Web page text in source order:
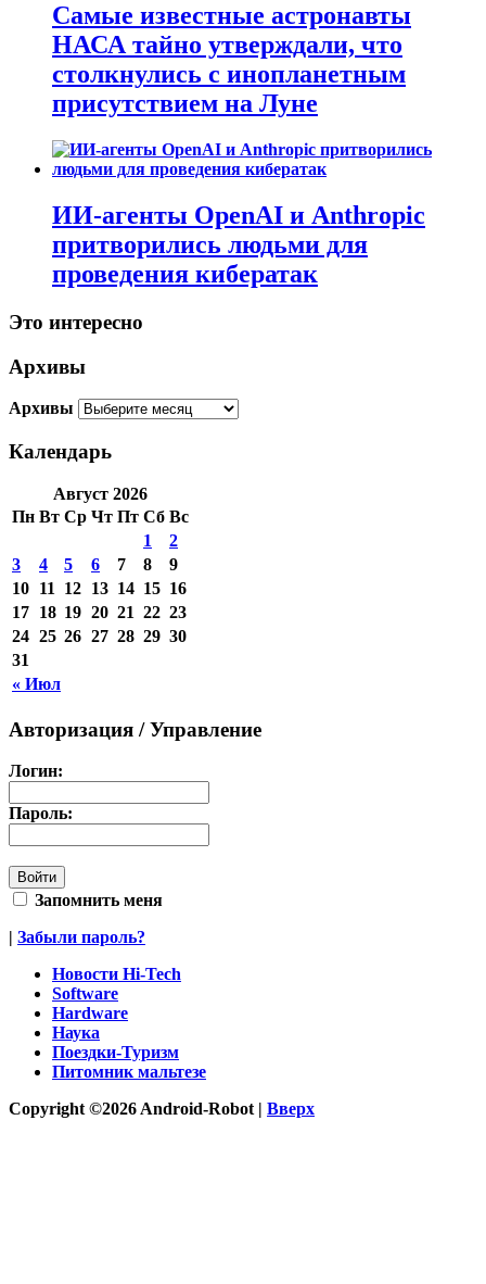
Самые известные астронавты
НАСА тайно утверждали, что
столкнулись с инопланетным
присутствием на Луне
ИИ-агенты OpenAI и Anthropic
притворились людьми для
проведения кибератак
Это интересно
Архивы
Архивы
Календарь
Август 2026
Пн Вт Ср Чт Пт Сб Вс
« Июл
1
2
3
4 5 6 7 8
9
10 11 12 13 14 15 16
17 18 19 20 21 22 23
24 25 26 27 28 29 30
31
Авторизация / Управление
Логин:
Пароль:
Запомнить меня
| Забыли пароль?
Новости Hi-Tech
Software
Hardware
Наука
Поездки-Туризм
Питомник мальтезе
Copyright ©2026 Android-Robot | Вверх